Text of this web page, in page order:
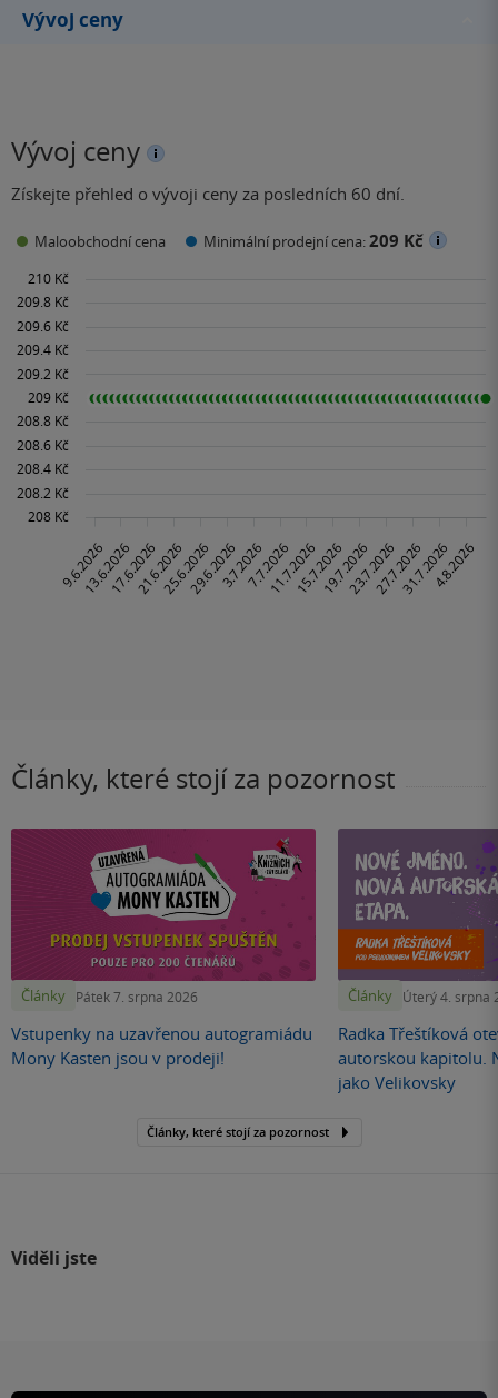
Vývoj ceny
Vývoj ceny
Získejte přehled o vývoji ceny za posledních 60 dní.
Maloobchodní cena Minimální prodejní cena:209 Kč
Články, které stojí za pozornost
Články Pátek 7. srpna 2026
Vstupenky na uzavřenou autogramiádu
Mony Kasten jsou v prodeji!
Články Úterý 4. srpna
Radka Třeštíková
autorskou kapitolu.
jako Velikovsky
Články, které stojí za pozornost
Viděli jste